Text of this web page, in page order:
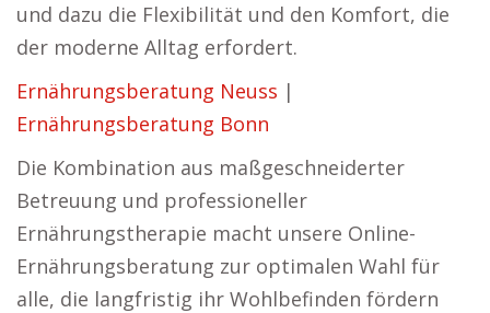
und dazu die Flexibilität und den Komfort, die
der moderne Alltag erfordert.
Ernährungsberatung Neuss |
Ernährungsberatung Bonn
Die Kombination aus maßgeschneiderter
Betreuung und professioneller
Ernährungstherapie macht unsere Online-
Ernährungsberatung zur optimalen Wahl für
alle, die langfristig ihr Wohlbefinden fördern